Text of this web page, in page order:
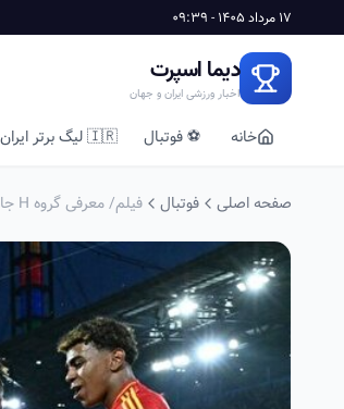
17 مرداد 1405 - 09:39
دیما اسپرت
اخبار ورزشی ایران و جهان
خانه ⚽ فوتبال 🇮🇷 لیگ برتر ایران
صفحه اصلی فوتبال فیلم/ معرفی گروه H جام جهانی 2026؛ تلاقی تیکی‌تاکای مدرن با اصالت و رویا